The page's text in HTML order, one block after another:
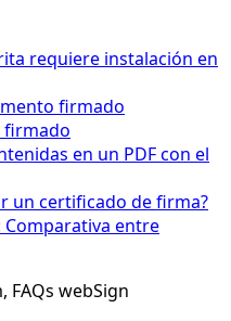
requiere instalación en
firmado
firmado
en un PDF con el
un certificado de firma?
Comparativa entre
FAQs webSign